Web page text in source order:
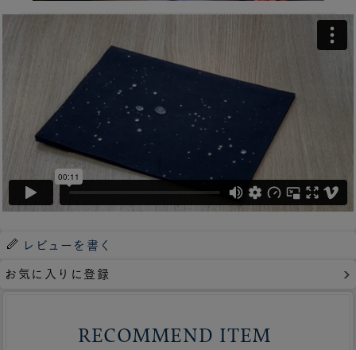
レビューを書く
お気に入りに登録
RECOMMEND ITEM